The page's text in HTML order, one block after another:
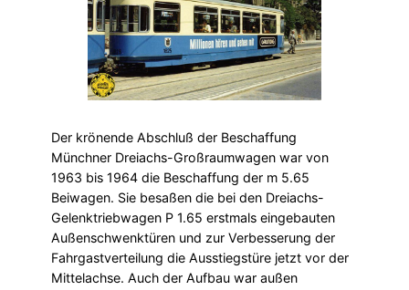
Der krönende Abschluß der Beschaffung
Münchner Dreiachs-Großraumwagen war von
1963 bis 1964 die Beschaffung der m 5.65
Beiwagen. Sie besaßen die bei den Dreiachs-
Gelenktriebwagen P 1.65 erstmals eingebauten
Außenschwenktüren und zur Verbesserung der
Fahrgastverteilung die Ausstiegstüre jetzt vor der
Mittelachse. Auch der Aufbau war außen